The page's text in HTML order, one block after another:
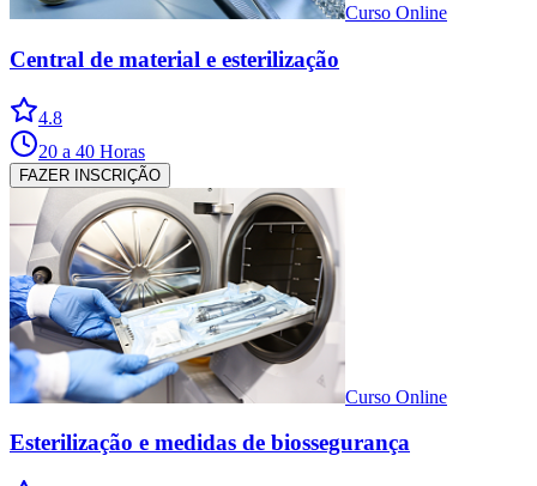
Curso Online
Central de material e esterilização
4.8
20 a 40 Horas
FAZER INSCRIÇÃO
Curso Online
Esterilização e medidas de biossegurança